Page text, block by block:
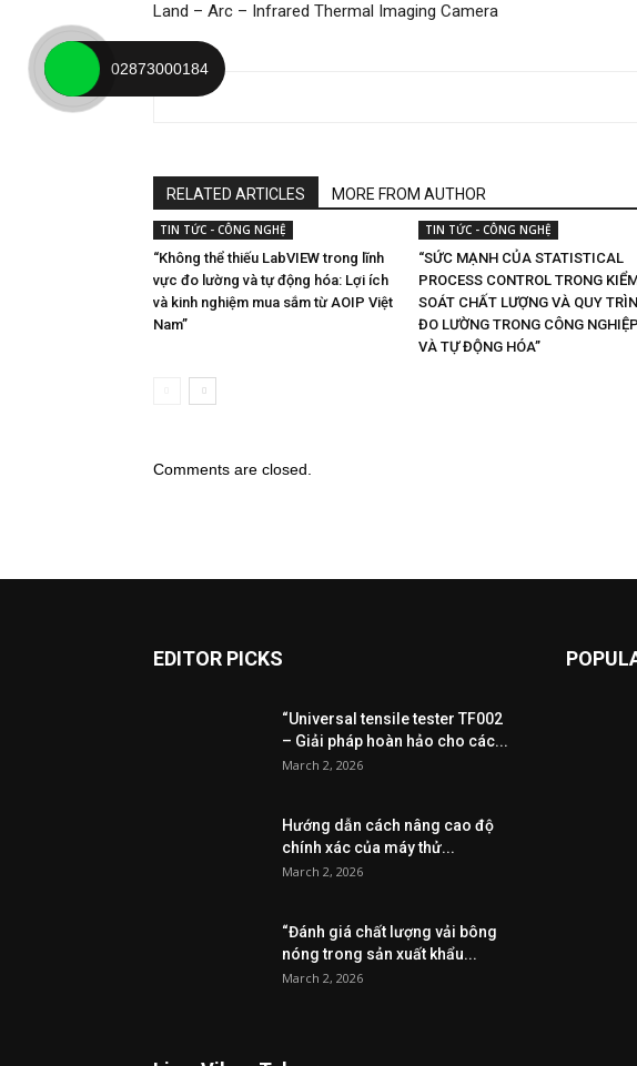
Land – Arc – Infrared Thermal Imaging Camera
RELATED ARTICLES MORE FROM AUTHOR
TIN TỨC - CÔNG NGHỆ
“Không thể thiếu LabVIEW trong lĩnh
vực đo lường và tự động hóa: Lợi ích
và kinh nghiệm mua sắm từ AOIP Việt
Nam”
TIN TỨC - CÔNG NGHỆ
“SỨC MẠNH CỦA STATISTICAL
PROCESS CONTROL TRONG
SOÁT CHẤT LƯỢNG VÀ QUY
ĐO LƯỜNG TRONG CÔNG NGHIỆP
VÀ TỰ ĐỘNG HÓA”
Comments are closed.
EDITOR PICKS
“Universal tensile tester TF002
– Giải pháp hoàn hảo cho các...
March 2, 2026
Hướng dẫn cách nâng cao độ
chính xác của máy thử...
March 2, 2026
“Đánh giá chất lượng vải bông
nóng trong sản xuất khẩu...
March 2, 2026
02873000184